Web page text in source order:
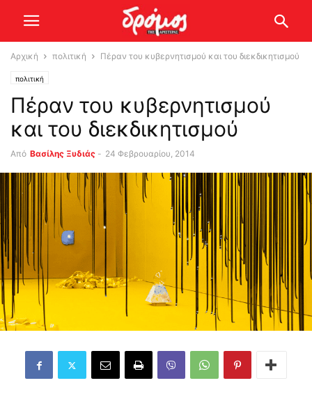
Αρχική πολιτική Πέραν του κυβερνητισμού και του διεκδικητισμού
πολιτική
Πέραν του κυβερνητισμού
και του διεκδικητισμού
Από Βασίλης Ξυδιάς - 24 Φεβρουαρίου, 2014